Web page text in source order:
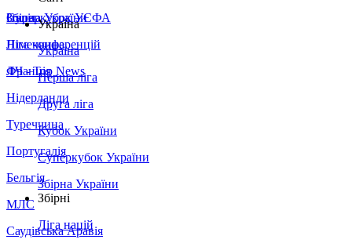
Збірна України
Італія
Німеччина
Франція
Нідерланди
Туреччина
Португалія
Бельгія
МЛС
Саудівська Аравія
Суперкубок УЄФА
Ліга конференцій
ЛЧ - Top News
Україна
Україна
Перша ліга
Друга ліга
Кубок України
Суперкубок України
Збірна України
Збірні
Ліга націй